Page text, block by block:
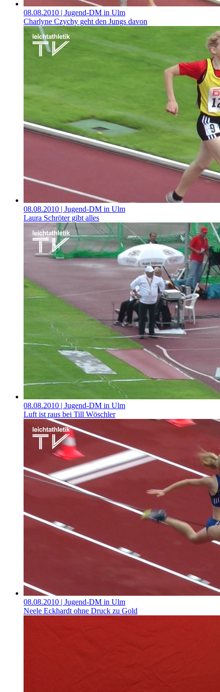
08.08.2010 | Jugend-DM in Ulm
Charlyne Czychy geht den Jungs davon
08.08.2010 | Jugend-DM in Ulm
Laura Schröter gibt alles
08.08.2010 | Jugend-DM in Ulm
Luft ist raus bei Till Wöschler
08.08.2010 | Jugend-DM in Ulm
Neele Eckhardt ohne Druck zu Gold